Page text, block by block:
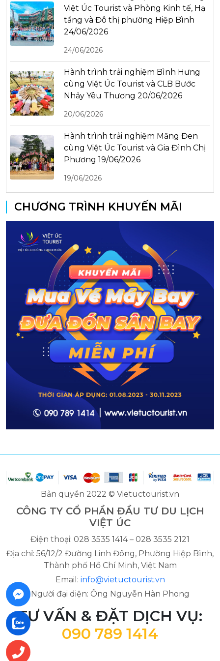
Việt Úc Tourist và Phòng Kinh tế, Hạ
tầng và Đô thị phường Hiệp Bình
24/06/2026
24/06/2026
Hành trình trải nghiệm Bình Hưng
cùng Việt Úc Tourist và CLB Bước
Nhảy Yêu Thương 20/06/2026
20/06/2026
Hành trình trải nghiệm Măng Đen
cùng Việt Úc Tourist và Gia Đình Chị
Phương 19/06/2026
19/06/2026
CHƯƠNG TRÌNH KHUYẾN MÃI
Bản quyền 2022 © Vietuctourist.vn
CÔNG TY CỔ PHẦN ĐẦU TƯ DU LỊCH
VIỆT ÚC
Điện thoại: 028 3535 1414 – 028 3535 2121
Địa chỉ: 56/12/2 Đường Linh Đông, Phường Hiệp Bình,
Thành phố Hồ Chí Minh, Việt Nam
Email: info@vietuctourist.vn
Người đại diện: Ông Nguyễn Hàn Phong
TƯ VẤN & ĐẶT DỊCH VỤ:
090 789 1414